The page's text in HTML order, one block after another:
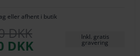
254
eller afhent i butik
DKKDen
Oprindelige
DKKAktuelle
Inkl. gratis
gravering